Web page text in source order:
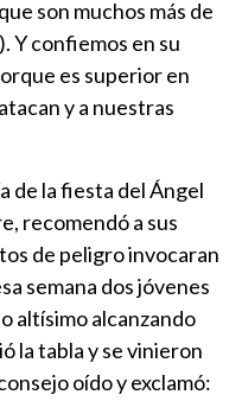
son muchos más de
Y confiemos en su
es superior en
y a nuestras
de la fiesta del Ángel
recomendó a sus
de peligro invocaran
semana dos jóvenes
altísimo alcanzando
la tabla y se vinieron
oído y exclamó: